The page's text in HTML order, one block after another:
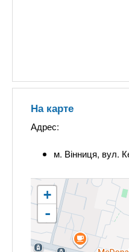
На карте
Адрес:
м. Вінниця, вул.
+
-